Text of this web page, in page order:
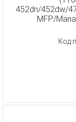
452dn/452dw/
MFP/
Код